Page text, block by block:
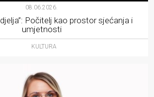
08.06.2026.
Počitelj kao prostor sjećanja i
umjetnosti
KULTURA